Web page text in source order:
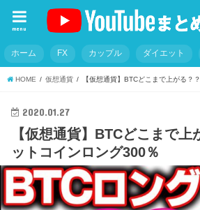
menu
ホーム FX カップル ダイエット
HOME 仮想通貨 【仮想通貨】BTCどこまで上がる
2020.01.27
【仮想通貨】BTCどこまで
ットコインロング300％